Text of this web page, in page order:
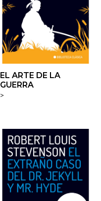
EL ARTE DE LA
GUERRA
>